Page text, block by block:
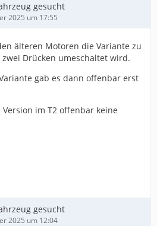
gesucht
2025 um 17:55
älteren Motoren die Variante zu
Drücken umeschaltet wird.
gab es dann offenbar erst
im T2 offenbar keine
gesucht
2025 um 12:04